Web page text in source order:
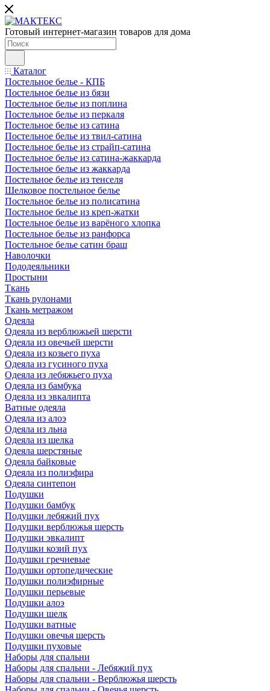
Готовый интернет-магазин товаров для дома
Каталог
Постельное белье - КПБ
Постельное белье из бязи
Постельное белье из поплина
Постельное белье из перкаля
Постельное белье из сатина
Постельное белье из твил-сатина
Постельное белье из страйп-сатина
Постельное белье из сатина-жаккарда
Постельное белье из жаккарда
Постельное белье из тенселя
Шелковое постельное белье
Постельное белье из полисатина
Постельное белье из креп-жатки
Постельное белье из варёного хлопка
Постельное белье из ранфорса
Постельное белье сатин браш
Наволочки
Пододеяльники
Простыни
Ткань
Ткань рулонами
Ткань метражом
Одеяла
Одеяла из верблюжьей шерсти
Одеяла из овечьей шерсти
Одеяла из козьего пуха
Одеяла из гусиного пуха
Одеяла из лебяжьего пуха
Одеяла из бамбука
Одеяла из эвкалипта
Ватные одеяла
Одеяла из алоэ
Одеяла из льна
Одеяла из шелка
Одеяла шерстяные
Одеяла байковые
Одеяла из полиэфира
Одеяла синтепон
Подушки
Подушки бамбук
Подушки лебяжий пух
Подушки верблюжья шерсть
Подушки эвкалипт
Подушки козий пух
Подушки гречневые
Подушки ортопедические
Подушки полиэфирные
Подушки перьевые
Подушки алоэ
Подушки шелк
Подушки ватные
Подушки овечья шерсть
Подушки пуховые
Наборы для спальни
Наборы для спальни - Лебяжий пух
Наборы для спальни - Верблюжья шерсть